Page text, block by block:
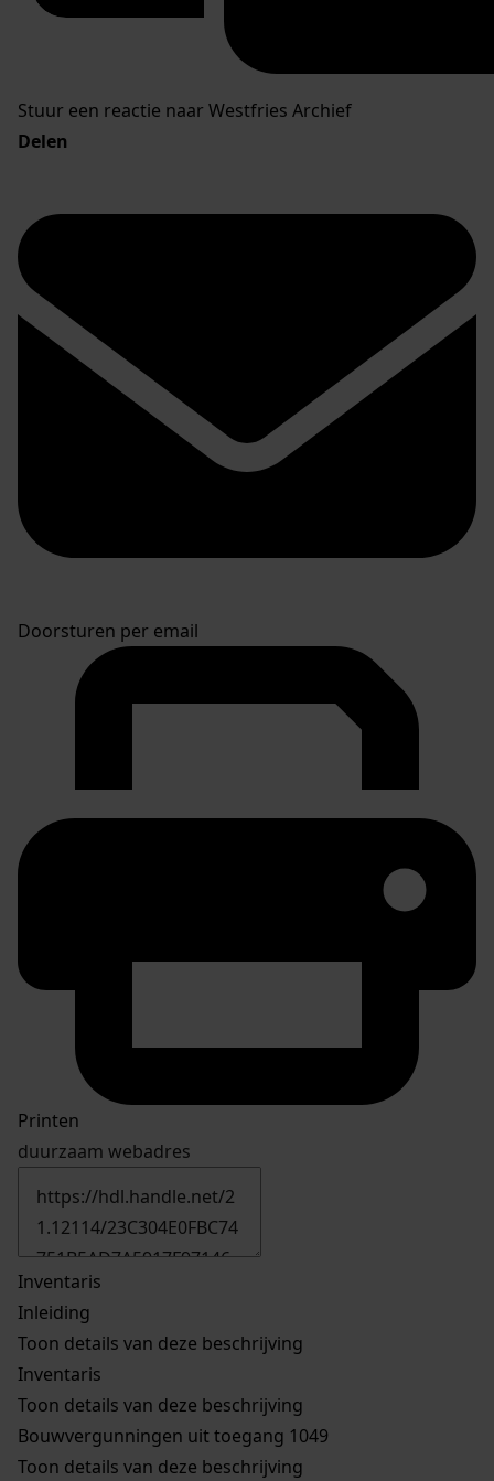
Stuur een reactie naar Westfries Archief
Delen
Doorsturen per email
Printen
duurzaam webadres
Inventaris
Inleiding
Toon details van deze beschrijving
Inventaris
Toon details van deze beschrijving
Bouwvergunningen uit toegang 1049
Toon details van deze beschrijving